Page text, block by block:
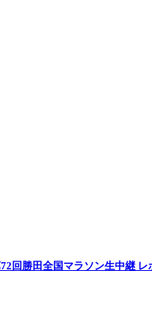
回勝田全国マラソン生中継